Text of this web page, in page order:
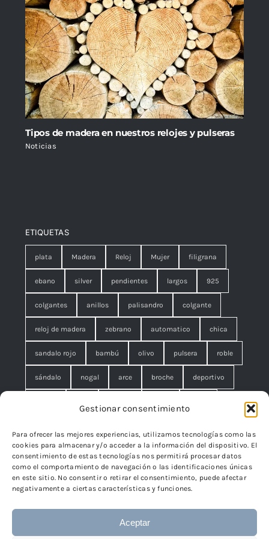
Gestionar consentimiento
Para ofrecer las mejores experiencias, utilizamos tecnologías como las
cookies para almacenar y/o acceder a la información del dispositivo. El
consentimiento de estas tecnologías nos permitirá procesar datos
como el comportamiento de navegación o las identificaciones únicas
en este sitio. No consentir o retirar el consentimiento, puede afectar
negativamente a ciertas características y funciones.
Aceptar
Tipos de madera en nuestros relojes y pulseras
Noticias
ETIQUETAS
plata Madera Reloj Mujer filigrana
ebano silver pendientes largos 925
colgantes anillos palisandro colgante
reloj de madera zebrano automatico chica
sandalo rojo bambú olivo pulsera roble
sándalo nogal arce broche deportivo
brazalete cuadrado rombo filigrana. broche
cisne edelweiss